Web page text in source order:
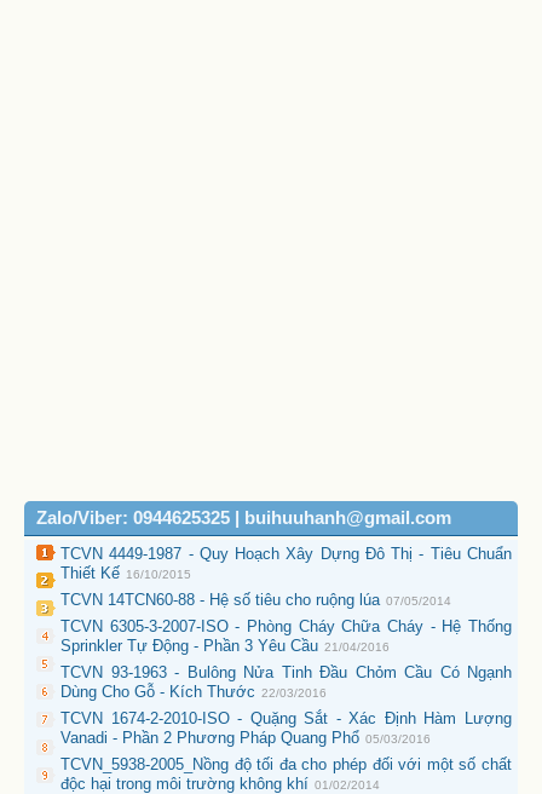
Zalo/Viber: 0944625325 | buihuuhanh@gmail.com
TCVN 4449-1987 - Quy Hoạch Xây Dựng Đô Thị - Tiêu Chuẩn
Thiết Kế 16/10/2015
TCVN 14TCN60-88 - Hệ số tiêu cho ruộng lúa 07/05/2014
TCVN 6305-3-2007-ISO - Phòng Cháy Chữa Cháy - Hệ Thống
Sprinkler Tự Động - Phần 3 Yêu Cầu 21/04/2016
TCVN 93-1963 - Bulông Nửa Tinh Đầu Chỏm Cầu Có Ngạnh
Dùng Cho Gỗ - Kích Thước 22/03/2016
TCVN 1674-2-2010-ISO - Quặng Sắt - Xác Định Hàm Lượng
Vanadi - Phần 2 Phương Pháp Quang Phổ 05/03/2016
TCVN_5938-2005_Nồng độ tối đa cho phép đối với một số chất
độc hại trong môi trường không khí 01/02/2014